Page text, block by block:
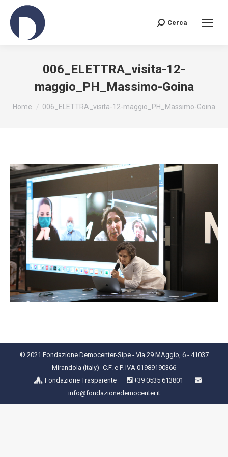
Search:
Cerca
006_ELETTRA_visita-12-
maggio_PH_Massimo-Goina
You are here:
Home 006_ELETTRA_visita-12-maggio_PH_Massimo-Goina
© 2021 Fondazione Democenter-Sipe - Via 29 MAggio, 6 - 41037
Mirandola (Italy)- C.F. e P. IVA 01989190366
Fondazione Trasparente
+39 0535 613801
info@fondazionedemocenter.it